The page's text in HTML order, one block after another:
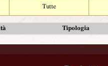
Tutte
Tipologia